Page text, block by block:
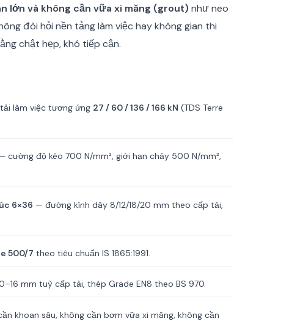
lớn và không cần vữa xi măng (grout) như neo
đòi hỏi nền tảng làm việc hay không gian thi
chật hẹp, khó tiếp cận.
làm việc tương ứng 27 / 60 / 136 / 166 kN (TDS Terre
cường độ kéo 700 N/mm², giới hạn chảy 500 N/mm²,
6×36 — đường kính dây 8/12/18/20 mm theo cấp tải,
500/7 theo tiêu chuẩn IS 1865:1991.
mm tuỳ cấp tải, thép Grade EN8 theo BS 970.
khoan sâu, không cần bơm vữa xi măng, không cần